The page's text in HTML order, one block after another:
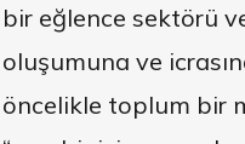
bir eğlence sektörü
oluşumuna ve
öncelikle toplum bir